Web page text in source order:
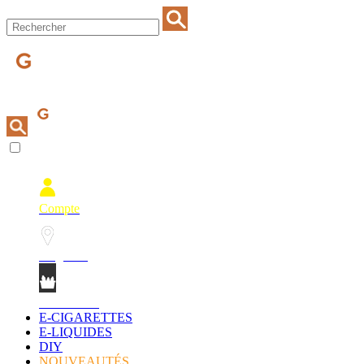
Compte
E-CIGARETTES
E-LIQUIDES
DIY
NOUVEAUTÉS